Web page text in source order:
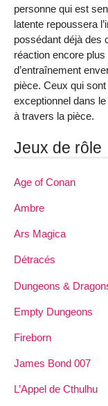
personne qui est
latente repoussera
possédant déjà des
réaction encore
d’entraînement
pièce. Ceux qui
exceptionnel dans
à travers la pièce.
Jeux de rôle
Age of Conan
Ambre
Ars Magica
Détracés
Dungeons &
Empty Dungeons
Fireborn
James Bond 007
L’Appel de Cthulhu